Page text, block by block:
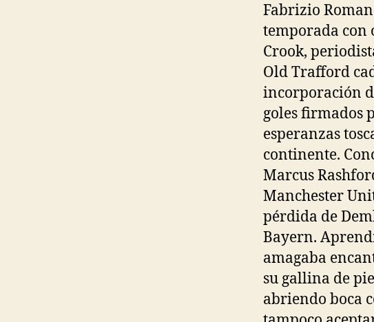
Fabrizio
temporada con
Crook,
Old Trafford
incorporación
goles firmados
esperanzas
continente.
Marcus
Manchester
pérdida de
Bayern.
amagaba
su gallina de
abriendo boca